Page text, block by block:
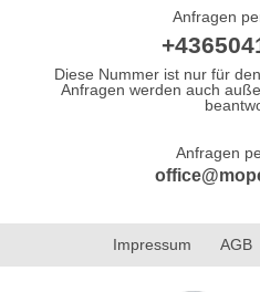
Anfragen
Diese Nummer ist nur für
Anfragen werden auch
Anfragen
Impressum AGB